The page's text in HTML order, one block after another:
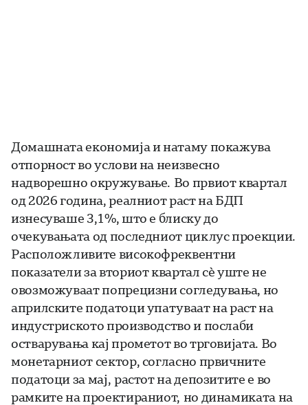
Домашната економија и натаму покажува
отпорност во услови на неизвесно
надворешно окружување. Во првиот квартал
од 2026 година, реалниот раст на БДП
изнесуваше 3,1%, што е блиску до
очекувањата од последниот циклус проекции.
Расположливите високофреквентни
показатели за вториот квартал сѐ уште не
овозможуваат попрецизни согледувања, но
априлските податоци упатуваат на раст на
индустриското производство и послаби
остварувања кај прометот во трговијата. Во
монетарниот сектор, согласно првичните
податоци за мај, растот на депозитите е во
рамките на проектираниот, но динамиката на